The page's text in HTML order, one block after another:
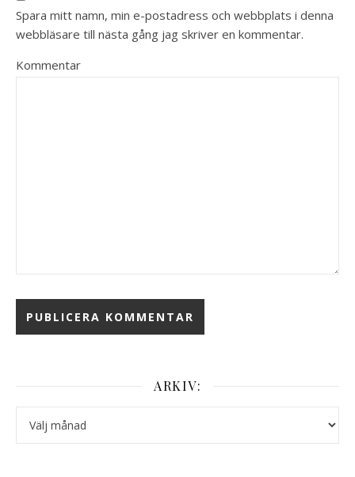
Spara mitt namn, min e-postadress och webbplats i denna
webbläsare till nästa gång jag skriver en kommentar.
Kommentar
ARKIV: